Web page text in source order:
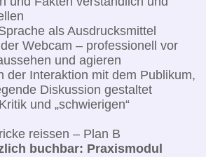
als Ausdrucksmittel
Webcam – professionell vor
und agieren
der Interaktion mit dem Publikum,
Diskussion gestaltet
und „schwierigen“
reissen – Plan B
buchbar: Praxismodul